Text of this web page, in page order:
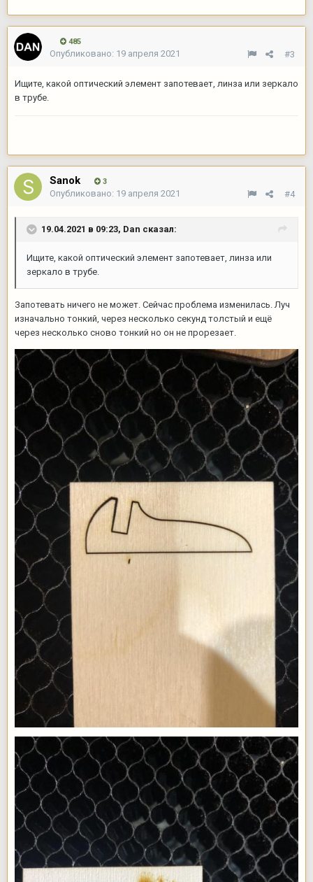
485
#3
Опубликовано: 19 апреля 2021
Ищите, какой оптический элемент запотевает, линза или зеркало
в трубе.
Sanok 3
#4
Опубликовано: 19 апреля 2021
19.04.2021 в 09:23, Dan сказал:
Ищите, какой оптический элемент запотевает, линза или
зеркало в трубе.
Запотевать ничего не может. Сейчас проблема изменилась. Луч
изначально тонкий, через несколько секунд толстый и ещё
через несколько сново тонкий но он не прорезает.